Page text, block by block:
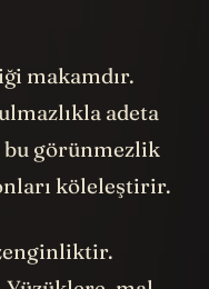
makamdır.
adeta
bu görünmezlik
köleleştirir.